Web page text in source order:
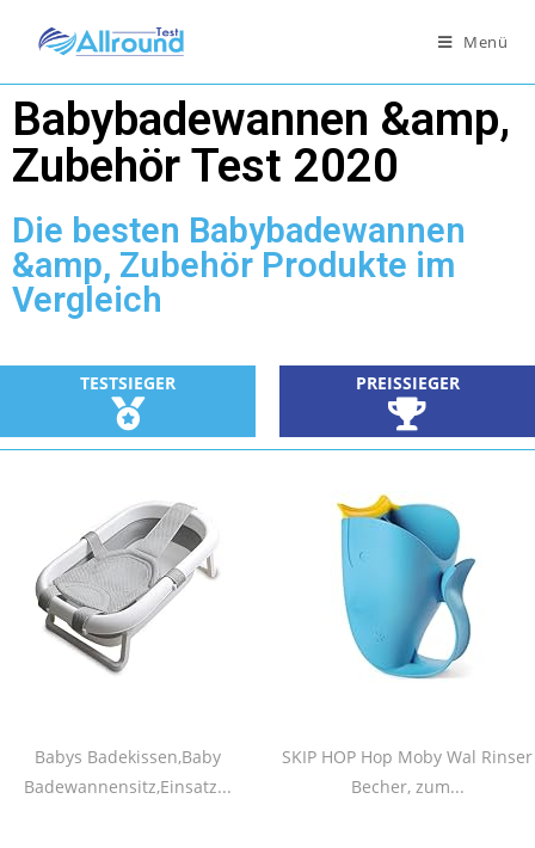
Menü
Babybadewannen &amp,
Zubehör Test 2020
Die besten Babybadewannen
&amp, Zubehör Produkte im
Vergleich
TESTSIEGER PREISSIEGER
Babys Badekissen,Baby
Badewannensitz,Einsatz...
SKIP HOP Hop Moby Wal Rinser
Becher, zum...